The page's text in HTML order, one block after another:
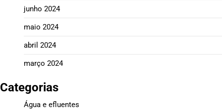
junho 2024
maio 2024
abril 2024
março 2024
Categorias
Água e efluentes